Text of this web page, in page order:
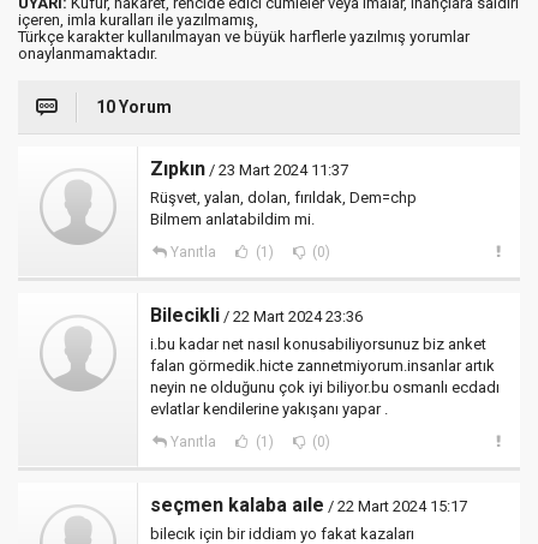
içeren, imla kuralları ile yazılmamış,
Türkçe karakter kullanılmayan ve büyük harflerle yazılmış yorumlar
onaylanmamaktadır.
10 Yorum
Zıpkın / 23 Mart 2024 11:37
Rüşvet, yalan, dolan, fırıldak, Dem=chp
Bilmem anlatabildim mi.
Yanıtla (1) (0)
Bilecikli / 22 Mart 2024 23:36
i.bu kadar net nasıl konusabiliyorsunuz biz anket
falan görmedik.hicte zannetmiyorum.insanlar artık
neyin ne olduğunu çok iyi biliyor.bu osmanlı ecdadı
evlatlar kendilerine yakışanı yapar .
Yanıtla (1) (0)
seçmen kalaba aıle / 22 Mart 2024 15:17
bilecık için bir iddiam yo fakat kazaları